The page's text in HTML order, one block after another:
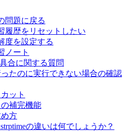
問題に戻る
履歴をリセットしたい
度を設定する
ノート
合に関する質問
たのに実行できない場合の確認
ット
補完機能
方
の違いは何でしょうか？